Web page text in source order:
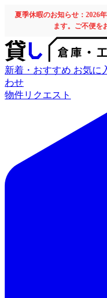
夏季休暇のお知らせ：2026
ます。ご不便を
新着・おすすめ お気に
わせ
物件リクエスト